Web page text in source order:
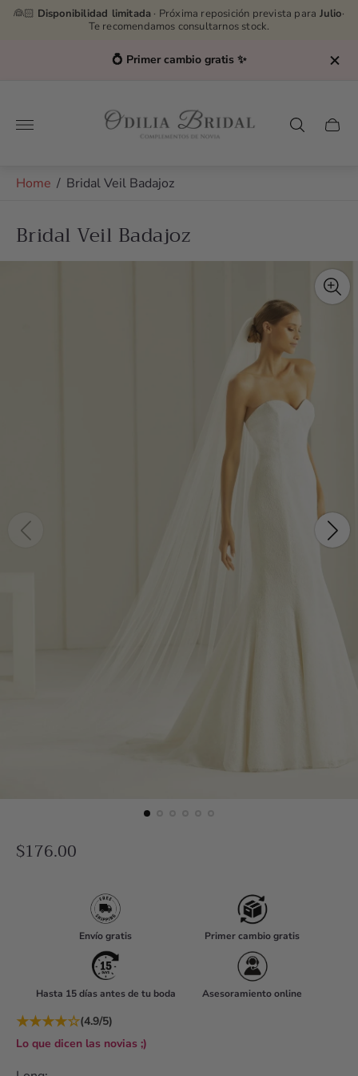
👰🏻 Disponibilidad limitada · Próxima reposición prevista para Julio·
Te recomendamos consultarnos stock.
💍 Primer cambio gratis ✨
Store
logo"
Cart
Home / Bridal Veil Badajoz
Bridal Veil Badajoz
R
r
i
c
$176.00
Envío gratis Primer cambio gratis
Hasta 15 días antes de tu boda Asesoramiento online
★★★★☆(4.9/5)
Lo que dicen las novias ;)